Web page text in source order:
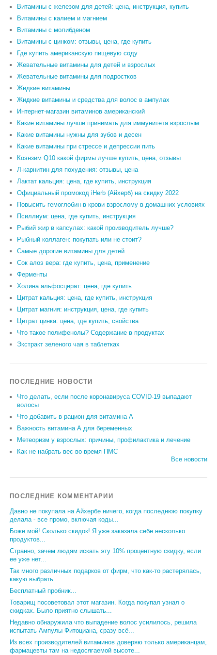
Витамины с железом для детей: цена, инструкция, купить
Витамины с калием и магнием
Витамины с молибденом
Витамины с цинком: отзывы, цена, где купить
Где купить американскую пищевую соду
Жевательные витамины для детей и взрослых
Жевательные витамины для подростков
Жидкие витамины
Жидкие витамины и средства для волос в ампулах
Интернет-магазин витаминов американский
Какие витамины лучше принимать для иммунитета взрослым
Какие витамины нужны для зубов и десен
Какие витамины при стрессе и депрессии пить
Коэнзим Q10 какой фирмы лучше купить, цена, отзывы
Л-карнитин для похудения: отзывы, цена
Лактат кальция: цена, где купить, инструкция
Официальный промокод iHerb (Айхерб) на скидку 2022
Повысить гемоглобин в крови взрослому в домашних условиях
Псиллиум: цена, где купить, инструкция
Рыбий жир в капсулах: какой производитель лучше?
Рыбный коллаген: покупать или не стоит?
Самые дорогие витамины для детей
Сок алоэ вера: где купить, цена, применение
Ферменты
Холина альфосцерат: цена, где купить
Цитрат кальция: цена, где купить, инструкция
Цитрат магния: инструкция, цена, где купить
Цитрат цинка: цена, где купить, свойства
Что такое полифенолы? Содержание в продуктах
Экстракт зеленого чая в таблетках
ПОСЛЕДНИЕ НОВОСТИ
Что делать, если после коронавируса COVID-19 выпадают
волосы
Что добавить в рацион для витамина А
Важность витамина А для беременных
Метеоризм у взрослых: причины, профилактика и лечение
Как не набрать вес во время ПМС
Все новости
ПОСЛЕДНИЕ КОММЕНТАРИИ
Давно не покупала на Айхербе ничего, когда последнюю покупку
делала - все промо, включая коды...
Боже мой! Сколько скидок! Я уже заказала себе несколько
продуктов...
Странно, зачем людям искать эту 10% процентную скидку, если
ее уже нет...
Так много различных подарков от фирм, что как-то растерялась,
какую выбрать...
Бесплатный пробник...
Товарищ посоветовал этот магазин. Когда покупал узнал о
скидках. Было приятно слышать...
Недавно обнаружила что выпадение волос усилилось, решила
испытать Ампулы Фитоциана, сразу всё...
Из всех производителей витаминов доверяю только американцам,
фармацевты там на недосягаемой высоте...